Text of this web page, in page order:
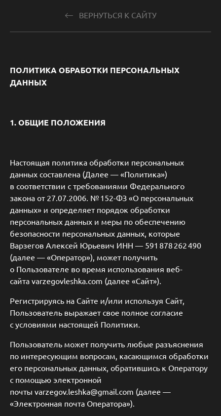
ВЕРНУТЬСЯ К САЙТУ
ПОЛИТИКА ОБРАБОТКИ ПЕРСОНАЛЬНЫХ
ДАННЫХ
1. ОБЩИЕ ПОЛОЖЕНИЯ
Настоящая политика обработки персональных
данных составлена (Далее — «Политика»)
в соответствии с требованиями Федерального
закона от 27.07.2006. № 152-ФЗ «О персональных
данных» и определяет порядок обработки
персональных данных и меры по обеспечению
безопасности персональных данных, которые
Варзегов Алексей Юрьевич ИНН — 591 878 262 490
(далее — «Оператор»), может получить
о Пользователе во время использования веб-
сайта varzegovleshka.com (далее «Сайт»).
Регистрируясь на Сайте и/или используя Сайт,
Пользователь выражает свое полное согласие
с условиями настоящей Политики.
Пользователь может получить любые разъяснения
по интересующим вопросам, касающимся обработки
его персональных данных, обратившись к Оператору
с помощью электронной
почты varzegov.leshka@gmail.com (далее —
«Электронная почта Оператора»).